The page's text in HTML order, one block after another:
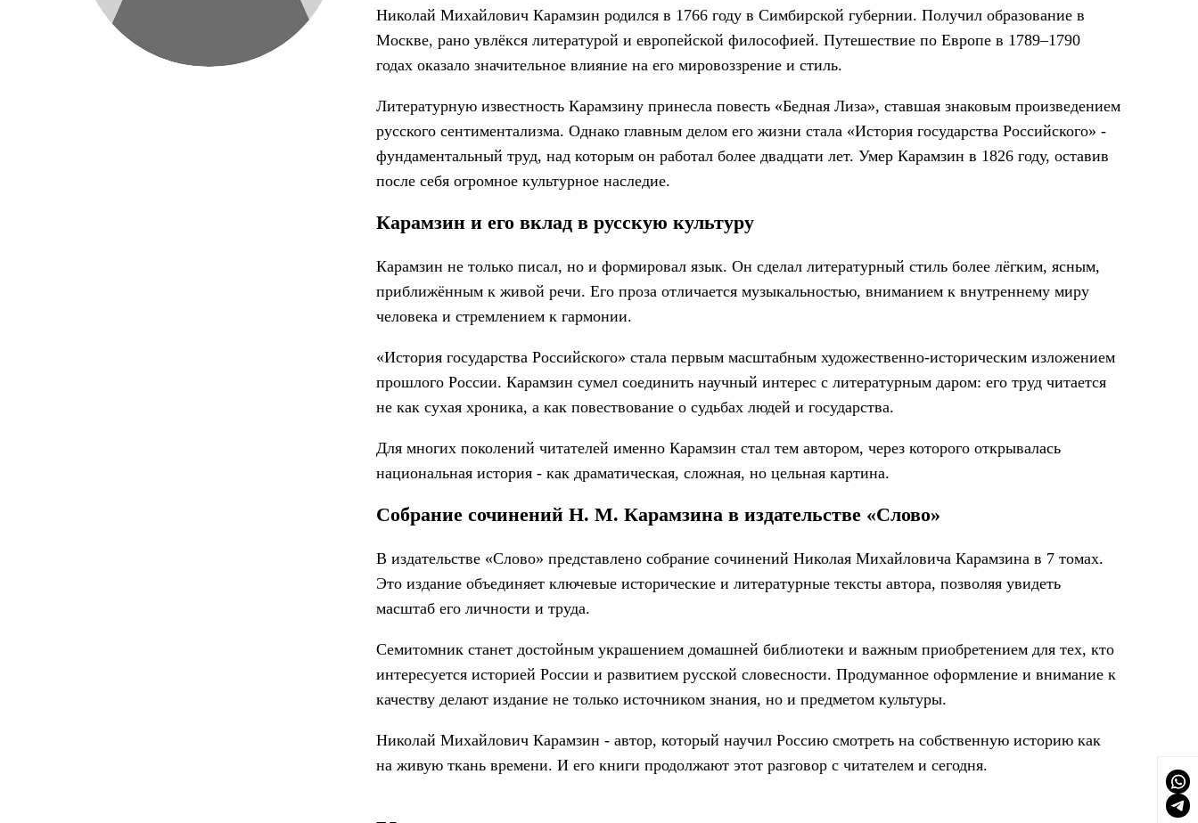
Николай Михайлович Карамзин родился в 1766 году в Симбирской губернии. Получил образование в
Москве, рано увлёкся литературой и европейской философией. Путешествие по Европе в 1789–1790
годах оказало значительное влияние на его мировоззрение и стиль.
Литературную известность Карамзину принесла повесть «Бедная Лиза», ставшая знаковым произведением
русского сентиментализма. Однако главным делом его жизни стала «История государства Российского» -
фундаментальный труд, над которым он работал более двадцати лет. Умер Карамзин в 1826 году, оставив
после себя огромное культурное наследие.
Карамзин и его вклад в русскую культуру
Карамзин не только писал, но и формировал язык. Он сделал литературный стиль более лёгким, ясным,
приближённым к живой речи. Его проза отличается музыкальностью, вниманием к внутреннему миру
человека и стремлением к гармонии.
«История государства Российского» стала первым масштабным художественно-историческим изложением
прошлого России. Карамзин сумел соединить научный интерес с литературным даром: его труд читается
не как сухая хроника, а как повествование о судьбах людей и государства.
Для многих поколений читателей именно Карамзин стал тем автором, через которого открывалась
национальная история - как драматическая, сложная, но цельная картина.
Собрание сочинений Н. М. Карамзина в издательстве «Слово»
В издательстве «Слово» представлено собрание сочинений Николая Михайловича Карамзина в 7 томах.
Это издание объединяет ключевые исторические и литературные тексты автора, позволяя увидеть
масштаб его личности и труда.
Семитомник станет достойным украшением домашней библиотеки и важным приобретением для тех, кто
интересуется историей России и развитием русской словесности. Продуманное оформление и внимание к
качеству делают издание не только источником знания, но и предметом культуры.
Николай Михайлович Карамзин - автор, который научил Россию смотреть на собственную историю как
на живую ткань времени. И его книги продолжают этот разговор с читателем и сегодня.